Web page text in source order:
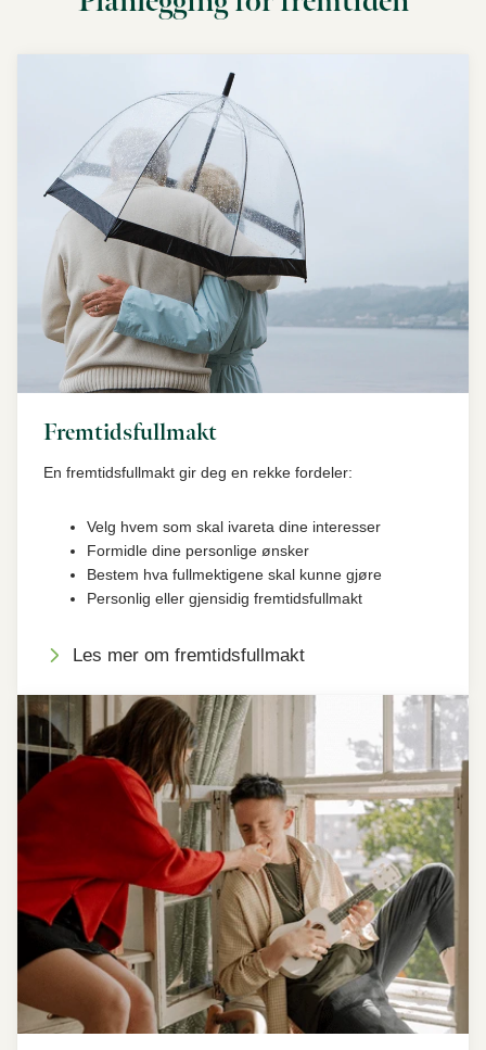
Fremtidsfullmakt
En fremtidsfullmakt gir deg en rekke fordeler:
Velg hvem som skal ivareta dine interesser
Formidle dine personlige ønsker
Bestem hva fullmektigene skal kunne gjøre
Personlig eller gjensidig fremtidsfullmakt
Les mer om fremtidsfullmakt